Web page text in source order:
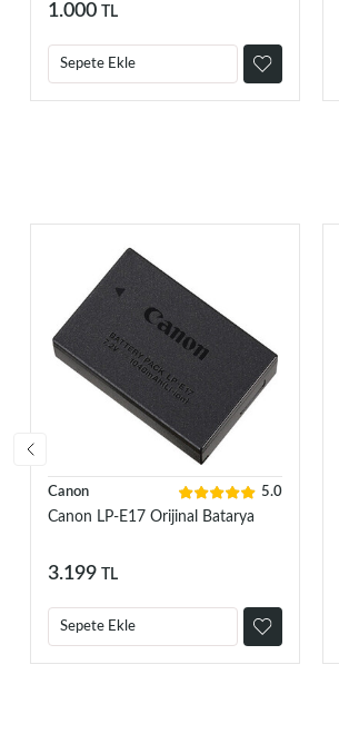
1.000 TL
Sepete Ekle
Canon 5.0
Canon LP-E17 Orijinal Batarya
3.199 TL
Sepete Ekle